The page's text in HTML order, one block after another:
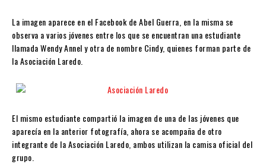
La imagen aparece en el Facebook de Abel Guerra, en la misma se
observa a varios jóvenes entre los que se encuentran una estudiante
llamada Wendy Annel y otra de nombre Cindy, quienes forman parte de
la Asociación Laredo.
El mismo estudiante compartió la imagen de una de las jóvenes que
aparecía en la anterior fotografía, ahora se acompaña de otro
integrante de la Asociación Laredo, ambos utilizan la camisa oficial del
grupo.